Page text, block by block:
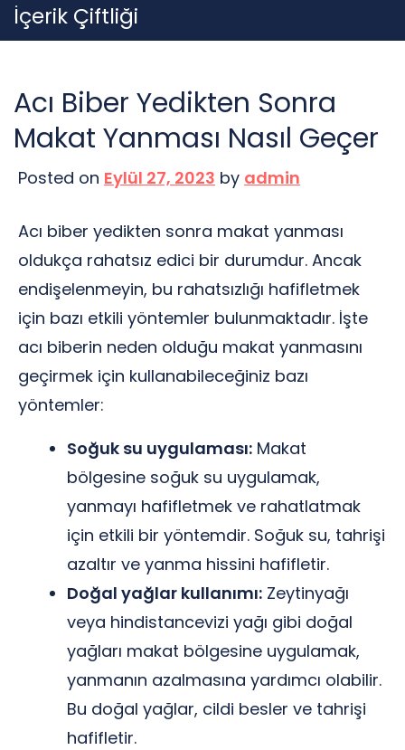
Skip
to
İçerik Çiftliği
Acı Biber Yedikten Sonra
Makat Yanması Nasıl Geçer
Posted on Eylül 27, 2023 by admin
Acı biber yedikten sonra makat yanması
oldukça rahatsız edici bir durumdur. Ancak
endişelenmeyin, bu rahatsızlığı hafifletmek
için bazı etkili yöntemler bulunmaktadır. İşte
acı biberin neden olduğu makat yanmasını
geçirmek için kullanabileceğiniz bazı
yöntemler:
Soğuk su uygulaması: Makat
bölgesine soğuk su uygulamak,
yanmayı hafifletmek ve rahatlatmak
için etkili bir yöntemdir. Soğuk su, tahrişi
azaltır ve yanma hissini hafifletir.
Doğal yağlar kullanımı: Zeytinyağı
veya hindistancevizi yağı gibi doğal
yağları makat bölgesine uygulamak,
yanmanın azalmasına yardımcı olabilir.
Bu doğal yağlar, cildi besler ve tahrişi
hafifletir.